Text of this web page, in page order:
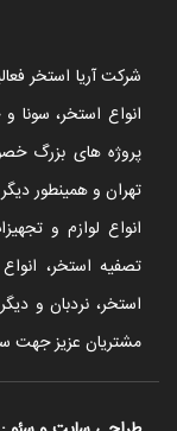
انواع استخر، سونا
پروژه های بزرگ
تهران و همینطور
انواع لوازم و
تصفیه استخر،
استخر، نردبان و
مشتریان عزیز جهت